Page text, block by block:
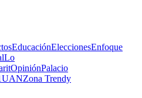
EducaciónEleccionesEnfoque
Lo
OpiniónPalacio
UANZona Trendy